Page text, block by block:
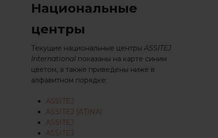
Национальные
центры
Текущие национальные центрыASSITEJ
International показаны на карте синим
цветом, а также приведены ниже в
алфавитном порядке:
ASSITEJ
ASSITEJ (ATINA)
ASSITEJ
ASSITEJ